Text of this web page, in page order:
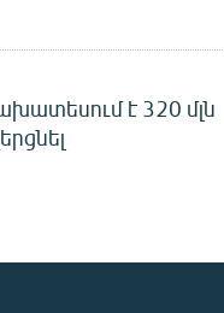
է 320 մլն